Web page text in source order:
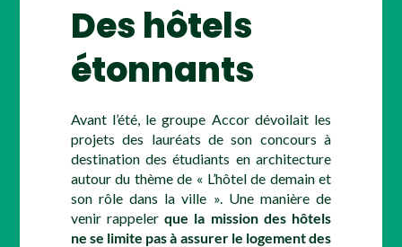
Des hôtels
étonnants
Avant l’été, le groupe Accor dévoilait les
projets des lauréats de son concours à
destination des étudiants en architecture
autour du thème de « L’hôtel de demain et
son rôle dans la ville ». Une manière de
venir rappelerque la mission des hôtels
ne se limite pas à assurer le logement des